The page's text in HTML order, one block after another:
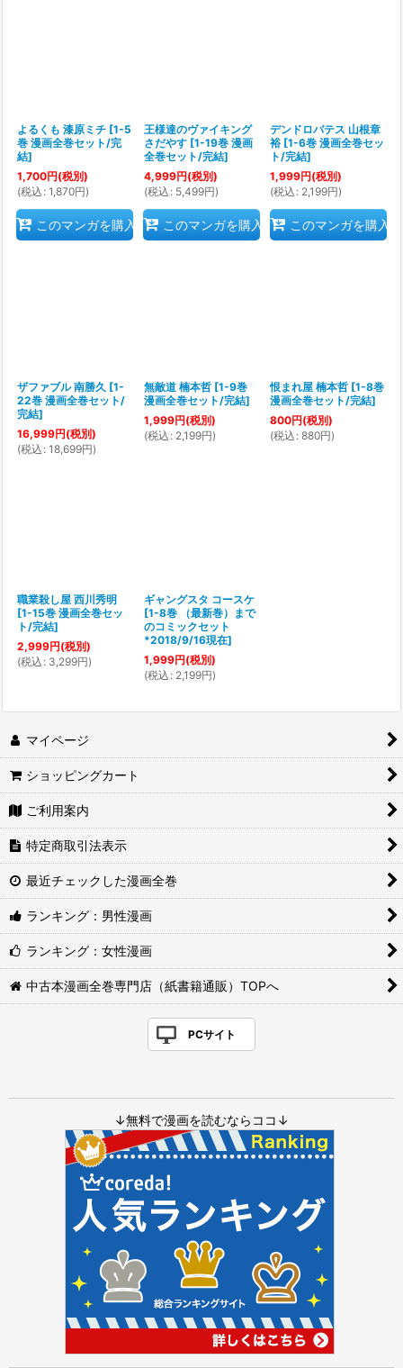
よるくも 漆原ミチ [1-5
巻 漫画全巻セット/完
結]
1,700円(税別)
(税込 : 1,870円)
このマンガを購入
王様達のヴァイキング
さだやす [1-19巻 漫画
全巻セット/完結]
4,999円(税別)
(税込 : 5,499円)
このマンガを購入
デンドロバテス 山根章
裕 [1-6巻 漫画全巻セッ
ト/完結]
1,999円(税別)
(税込 : 2,199円)
このマンガを購入
ザファブル 南勝久 [1-
22巻 漫画全巻セット/
完結]
16,999円(税別)
(税込 : 18,699円)
無敵道 楠本哲 [1-9巻
漫画全巻セット/完結]
1,999円(税別)
(税込 : 2,199円)
恨まれ屋 楠本哲 [1-8巻
漫画全巻セット/完結]
800円(税別)
(税込 : 880円)
職業殺し屋 西川秀明
[1-15巻 漫画全巻セッ
ト/完結]
2,999円(税別)
(税込 : 3,299円)
ギャングスタ コースケ
[1-8巻 （最新巻）まで
のコミックセット
*2018/9/16現在]
1,999円(税別)
(税込 : 2,199円)
マイページ
ショッピングカート
ご利用案内
特定商取引法表示
最近チェックした漫画全巻
ランキング：男性漫画
ランキング：女性漫画
中古本漫画全巻専門店（紙書籍通販）TOPへ
PCサイト
↓無料で漫画を読むならココ↓